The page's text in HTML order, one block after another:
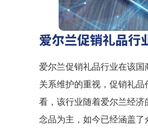
爱尔兰促销礼品行
爱尔兰促销礼品行业在该
关系维护的重视，促销礼
看，该行业随着爱尔兰经
念品为主，如今已经涵盖了